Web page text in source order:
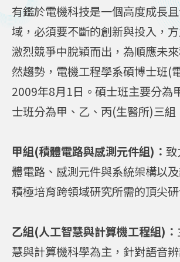
有鑑於電機科技是一個高度成長
域，必須要不斷的創新與投入，
激烈競爭中脫穎而出，為順應未
然趨勢，電機工程學系碩博士班(
2009年8月1日。碩士班主要分為
士班分為甲、乙、丙(生醫所)三組
甲組(積體電路與感測元件組)：
體電路、感測元件與系統架構以及
積極培育跨領域研究所需的頂尖研
乙組(人工智慧與計算機工程組)：
慧與計算機科學為主，針對語音